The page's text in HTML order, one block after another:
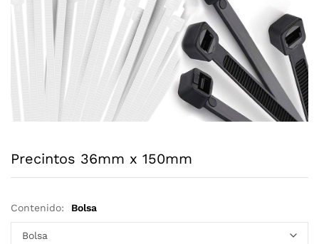
Precintos 36mm x 150mm
Contenido: Bolsa